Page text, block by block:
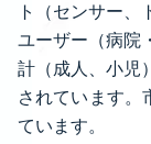
ト（センサー
ユーザー（病院
計（成人、小児
されています。
ています。